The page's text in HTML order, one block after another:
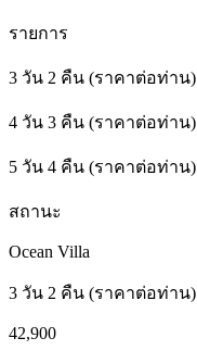
รายการ
3 วัน 2 คืน (ราคาต่อท่าน)
4 วัน 3 คืน (ราคาต่อท่าน)
5 วัน 4 คืน (ราคาต่อท่าน)
สถานะ
Ocean Villa
3 วัน 2 คืน (ราคาต่อท่าน)
42,900